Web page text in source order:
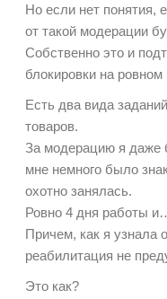
Но если нет понятия,
от такой модерации
Собственно это и
блокировки на ровном
Есть два вида
товаров.
За модерацию я даже
мне немного было
охотно занялась.
Ровно 4 дня работы
Причем, как я узнала
реабилитация не
Это как?